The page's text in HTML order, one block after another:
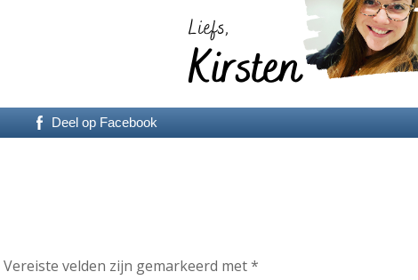
Deel op Facebook
Vereiste velden zijn gemarkeerd met*